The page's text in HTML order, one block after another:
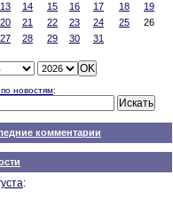
13
14 15 16 17 18
19
20
21 22 23 24 25
26
27
28 29 30 31
новостям:
комментарии
: